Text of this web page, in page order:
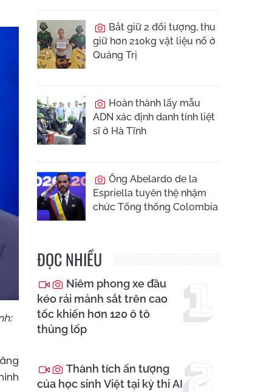
Bắt giữ 2 đối tượng, thu
giữ hơn 210kg vật liệu nổ ở
Quảng Trị
Hoàn thành lấy mẫu
ADN xác định danh tính liệt
sĩ ở Hà Tĩnh
Ông Abelardo de la
Espriella tuyên thệ nhậm
chức Tổng thống Colombia
ĐỌC NHIỀU
Niêm phong xe đầu
kéo rải mảnh sắt trên cao
tốc khiến hơn 120 ô tô
thủng lốp
Thành tích ấn tượng
của học sinh Việt tại kỳ thi AI